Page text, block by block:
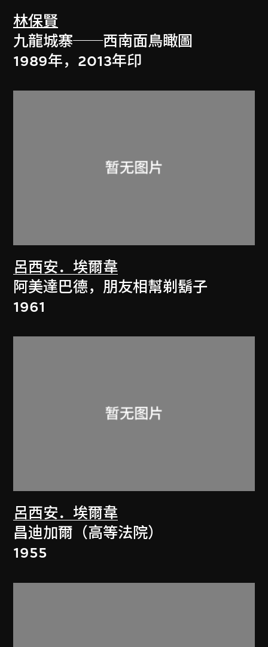
林保賢
九龍城寨──西南面鳥瞰圖
1989年，2013年印
呂西安．埃爾韋
阿美達巴德，朋友相幫剃鬍子
1961
呂西安．埃爾韋
昌迪加爾（高等法院）
1955